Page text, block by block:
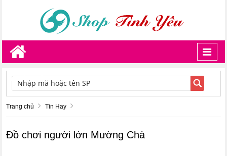
TÌM KIẾM
Trang chủ Tin Hay
Đồ chơi người lớn Mường Chà